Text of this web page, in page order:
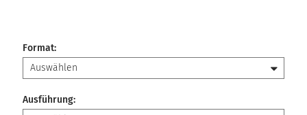
Format:
Ausführung: